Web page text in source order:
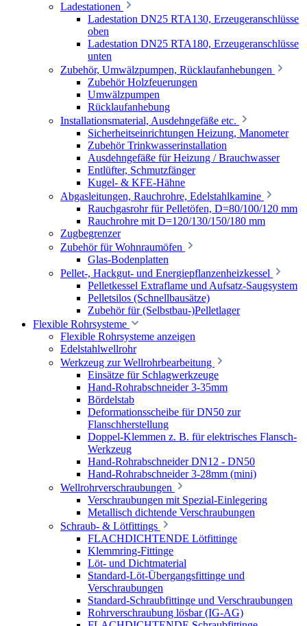
Ladestationen
Ladestation DN25 RTA130, Erzeugeranschlüsse
oben
Ladestation DN25 RTA180, Erzeugeranschlüsse
unten
Zubehör, Umwälzpumpen, Rücklaufanhebungen
Zubehör Holzfeuerungen
Umwälzpumpen
Rücklaufanhebung
Installationsmaterial, Ausdehngefäße etc.
Sicherheitseinrichtungen Heizung, Manometer
Zubehör Trinkwasserinstallation
Ausdehngefäße für Heizung / Brauchwasser
Entlüfter, Schmutzfänger
Kugel- & KFE-Hähne
Abgasleitungen, Rauchrohre, Edelstahlkamine
Rauchgasrohr für Pelletöfen, D=80/100/120 mm
Rauchrohre mit D=120/130/150/180 mm
Zugbegrenzer
Zubehör für Wohnraumöfen
Glas-Bodenplatten
Pellet-, Hackgut- und Energiepflanzenheizkessel
Pelletkessel Extraflame und Aufsatz-Saugsystem
Pelletsilos (Schnellbausätze)
Zubehör für (Selbstbau-)Pelletlager
Flexible Rohrsysteme
Flexible Rohrsysteme anzeigen
Edelstahlwellrohr
Werkzeug zur Wellrohrbearbeitung
Einsätze für Schlagwerkzeuge
Hand-Rohrabschneider 3-35mm
Bördelstab
Deformationsscheibe für DN50 zur
Flanschherstellung
Doppel-Klemmen z. B. für elektrisches Flansch-
Werkzeug
Hand-Rohrabschneider DN12 - DN50
Hand-Rohrabschneider 3-28mm (mini)
Wellrohrverschraubungen
Verschraubungen mit Spezial-Einlegering
Metallisch dichtende Verschraubungen
Schraub- & Lötfittings
FLACHDICHTENDE Lötfittinge
Klemmring-Fittinge
Löt- und Dichtmaterial
Standard-Löt-Übergangsfittinge und
Verschraubungen
Standard-Schraubfittinge und Verschraubungen
Rohrverschraubung lösbar (IG-AG)